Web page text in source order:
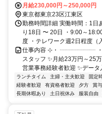
戸駅(徒歩12分)
月給230,000円～250,000円
東京都東京23区江東区
勤務時間詳細 実働時間：1日
り18日 〜 20日 ・9:00～
度 ・テレワーク週2日程度（
仕事内容 ⊹・ ┈┈┈┈┈┈
スタッフ ✨月給23万円～25
営業事務経験者歓迎 ✨データ
ランチタイム 主婦・主夫歓迎 固定
経験者歓迎
有資格者歓迎 夕方 賞
長期休暇あり
土日祝休み 服装自由